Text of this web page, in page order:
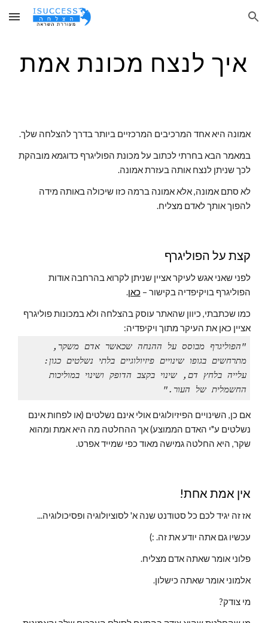
Skip to main content Skip to navigation
איך לנצח מכונת אמת
אמונה היא אחד המרכיבים המרכזיים ביותר בדרך להצלחה שלך.
לכך שניתן לנצח אותה בעזרת אמונה.
להפוך אותך לאדם מצליח.
קצת על הפוליגרף
הפוליגרף בויקיפדיה בקישור – כאן.
אציין כאן את העיקר מתוך ויקיפדיה:
עלייה בלחץ דם, שינוי בקצב הדופק ושינוי במוליכות
החשמלית של העור."
שקר, היא החלטה גמישה מאוד כפי שמייד אפרט.
אין אמת אחת!
אז זה יגיד לכם כל סטודנט שנה א' לסוציולוגיה ופסיכולוגיה...
עכשיו גם אתה יודע את זה. :)
פלוני אומר שאתה אדם מצליח.
אלמוני אומר שאתה כישלון.
מי צודק?